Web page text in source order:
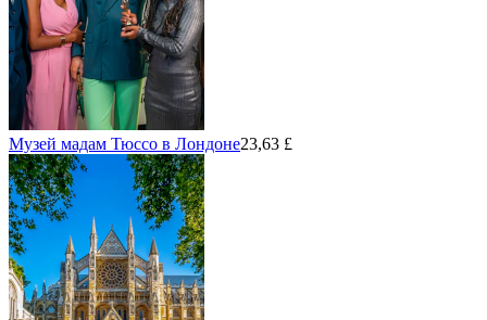
Музей мадам Тюссо в Лондоне23,63 £